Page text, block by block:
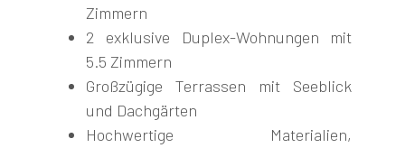
Zimmern
2 exklusive Duplex-Wohnungen mit
5.5 Zimmern
Großzügige Terrassen mit Seeblick
und Dachgärten
Hochwertige Materialien,